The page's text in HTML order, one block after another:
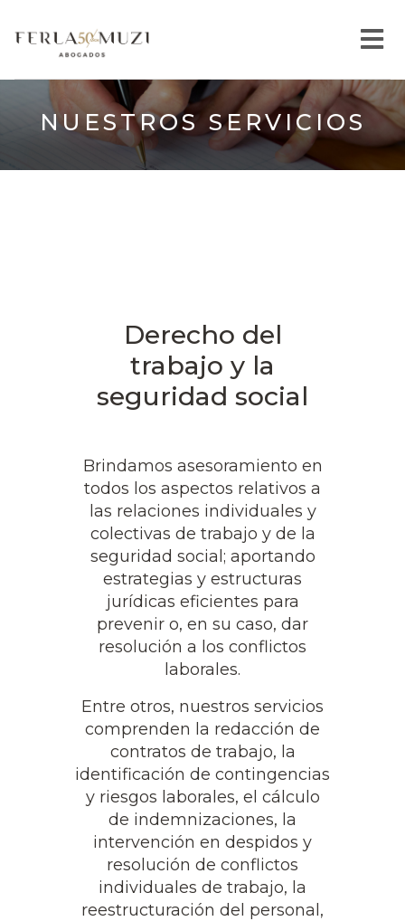
NUESTROS SERVICIOS
Derecho del
trabajo y la
seguridad social
Brindamos asesoramiento en
todos los aspectos relativos a
las relaciones individuales y
colectivas de trabajo y de la
seguridad social; aportando
estrategias y estructuras
jurídicas eficientes para
prevenir o, en su caso, dar
resolución a los conflictos
laborales.
Entre otros, nuestros servicios
comprenden la redacción de
contratos de trabajo, la
identificación de contingencias
y riesgos laborales, el cálculo
de indemnizaciones, la
intervención en despidos y
resolución de conflictos
individuales de trabajo, la
reestructuración del personal,